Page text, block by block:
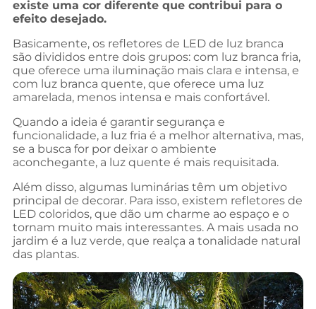
existe uma cor diferente que contribui para o
efeito desejado.
Basicamente, os refletores de LED de luz branca
são divididos entre dois grupos: com luz branca fria,
que oferece uma iluminação mais clara e intensa, e
com luz branca quente, que oferece uma luz
amarelada, menos intensa e mais confortável.
Quando a ideia é garantir segurança e
funcionalidade, a luz fria é a melhor alternativa, mas,
se a busca for por deixar o ambiente
aconchegante, a luz quente é mais requisitada.
Além disso, algumas luminárias têm um objetivo
principal de decorar. Para isso, existem refletores de
LED coloridos, que dão um charme ao espaço e o
tornam muito mais interessantes. A mais usada no
jardim é a luz verde, que realça a tonalidade natural
das plantas.